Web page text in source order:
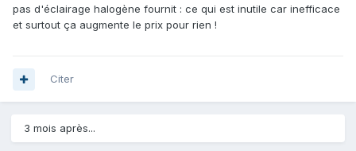
pas d'éclairage halogène fournit : ce qui est inutile car inefficace
et surtout ça augmente le prix pour rien !
Citer
3 mois après...